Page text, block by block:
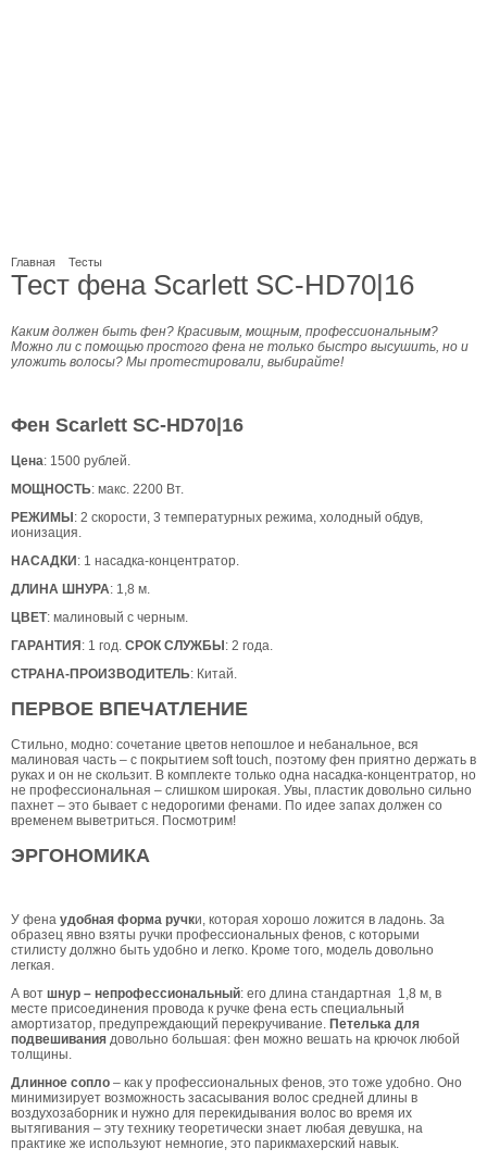
Главная Тесты
Тест фена Scarlett SC-HD70|16
Каким должен быть фен? Красивым, мощным, профессиональным?
Можно ли с помощью простого фена не только быстро высушить, но и
уложить волосы? Мы протестировали, выбирайте!
Фен Scarlett SC-HD70|16
Цена: 1500 рублей.
МОЩНОСТЬ: макс. 2200 Вт.
РЕЖИМЫ: 2 скорости, 3 температурных режима, холодный обдув,
ионизация.
НАСАДКИ: 1 насадка-концентратор.
ДЛИНА ШНУРА: 1,8 м.
ЦВЕТ: малиновый с черным.
ГАРАНТИЯ: 1 год. СРОК СЛУЖБЫ: 2 года.
СТРАНА-ПРОИЗВОДИТЕЛЬ: Китай.
ПЕРВОЕ ВПЕЧАТЛЕНИЕ
Стильно, модно: сочетание цветов непошлое и небанальное, вся
малиновая часть – с покрытием soft touch, поэтому фен приятно держать в
руках и он не скользит. В комплекте только одна насадка-концентратор, но
не профессиональная – слишком широкая. Увы, пластик довольно сильно
пахнет – это бывает с недорогими фенами. По идее запах должен со
временем выветриться. Посмотрим!
ЭРГОНОМИКА
У фена удобная форма ручки, которая хорошо ложится в ладонь. За
образец явно взяты ручки профессиональных фенов, с которыми
стилисту должно быть удобно и легко. Кроме того, модель довольно
легкая.
А вот шнур – непрофессиональный: его длина стандартная 1,8 м, в
месте присоединения провода к ручке фена есть специальный
амортизатор, предупреждающий перекручивание. Петелька для
подвешивания довольно большая: фен можно вешать на крючок любой
толщины.
Длинное сопло – как у профессиональных фенов, это тоже удобно. Оно
минимизирует возможность засасывания волос средней длины в
воздухозаборник и нужно для перекидывания волос во время их
вытягивания – эту технику теоретически знает любая девушка, на
практике же используют немногие, это парикмахерский навык.